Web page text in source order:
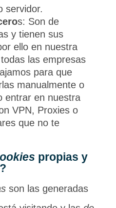
servidor.
s: Son de
y tienen sus
ello en nuestra
las empresas
para que
manualmente o
entrar en nuestra
VPN, Proxies o
que no te
propias y
son las generadas